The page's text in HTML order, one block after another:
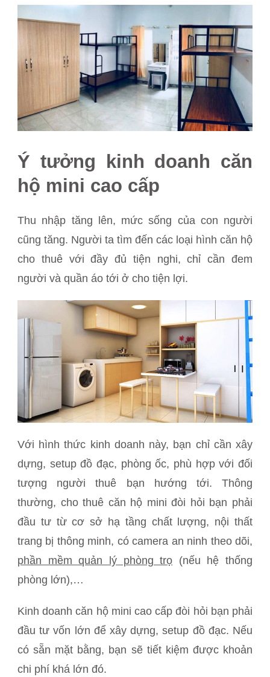
Ý tưởng kinh doanh căn
hộ mini cao cấp
Thu nhập tăng lên, mức sống của con người
cũng tăng. Người ta tìm đến các loại hình căn hộ
cho thuê với đầy đủ tiện nghi, chỉ cần đem
người và quần áo tới ở cho tiện lợi.
Với hình thức kinh doanh này, bạn chỉ cần xây
dựng, setup đồ đạc, phòng ốc, phù hợp với đối
tượng người thuê bạn hướng tới. Thông
thường, cho thuê căn hộ mini đòi hỏi bạn phải
đầu tư từ cơ sở hạ tầng chất lượng, nội thất
trang bị thông minh, có camera an ninh theo dõi,
phần mềm quản lý phòng trọ (nếu hệ thống
phòng lớn),…
Kinh doanh căn hộ mini cao cấp đòi hỏi bạn phải
đầu tư vốn lớn để xây dựng, setup đồ đạc. Nếu
có sẵn mặt bằng, bạn sẽ tiết kiệm được khoản
chi phí khá lớn đó.